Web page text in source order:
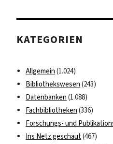
KATEGORIEN
Allgemein (1.024)
Bibliothekswesen (243)
Datenbanken (1.088)
Fachbibliotheken (336)
Forschungs- und
Ins Netz geschaut(467)